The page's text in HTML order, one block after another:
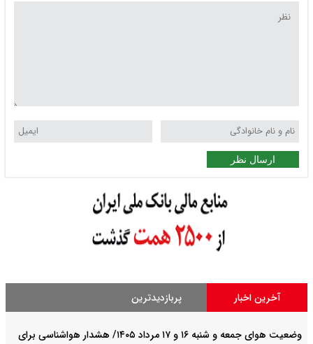
ارسال نظر
آخرین اخبار پربازدیدترین
وضعیت هوای جمعه و شنبه ۱۶ و ۱۷ مرداد ۱۴۰۵/ هشدار هواشناسی برای